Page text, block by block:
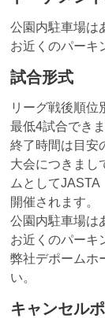
公園内駐車場は
お近くのパーキ
試合形式
リーグ戦後順位
最低4試合でき
終了時間は目安
大会につきまし
ムとして
開催されます。
公園内駐車場は
お近くのパーキ
弊社デポームホ
い。
キャンセル